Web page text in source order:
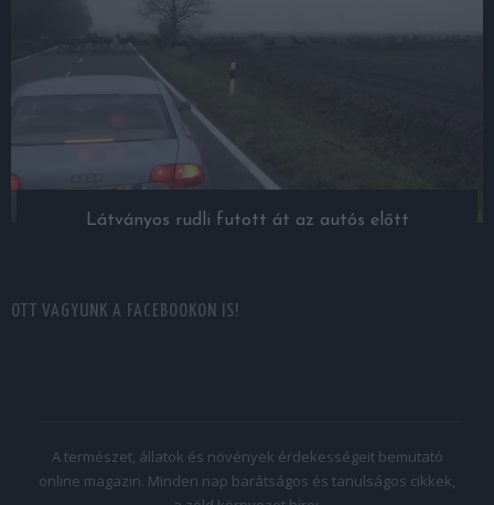
Látványos rudli futott át az autós előtt
OTT VAGYUNK A FACEBOOKON IS!
A természet, állatok és növények érdekességeit bemutató
online magazin. Minden nap barátságos és tanulságos cikkek,